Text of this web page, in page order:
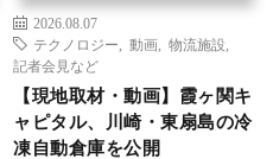
2026.08.07
テクノロジー
動画 物流施設
記者会見など
【現地取材・動画】霞ヶ関キ
ャピタル、川崎・東扇島の冷
凍自動倉庫を公開